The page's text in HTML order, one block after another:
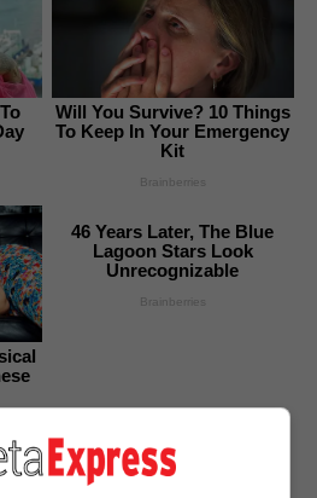
Will You Survive? 10 Things
To Keep In Your Emergency
Kit
Brainberries
46 Years Later, The Blue
Lagoon Stars Look
Unrecognizable
Brainberries